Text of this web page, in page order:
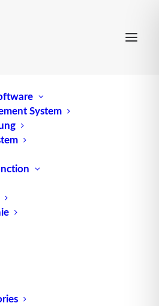
System
beim
Chain Forum